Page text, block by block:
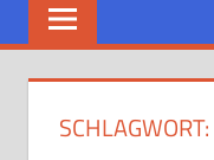
SCHLAGWORT: